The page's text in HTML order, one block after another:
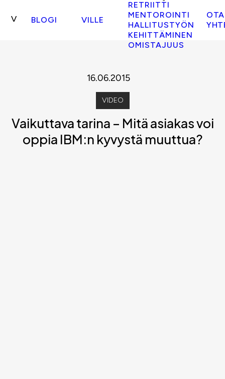
BLOGI VILLE
RETRIITTI
MENTOROINTI
HALLITUSTYÖN
KEHITTÄMINEN
OMISTAJUUS
OTA
16.06.2015
VIDEO
Vaikuttava tarina – Mitä asiakas voi
oppia IBM:n kyvystä muuttua?